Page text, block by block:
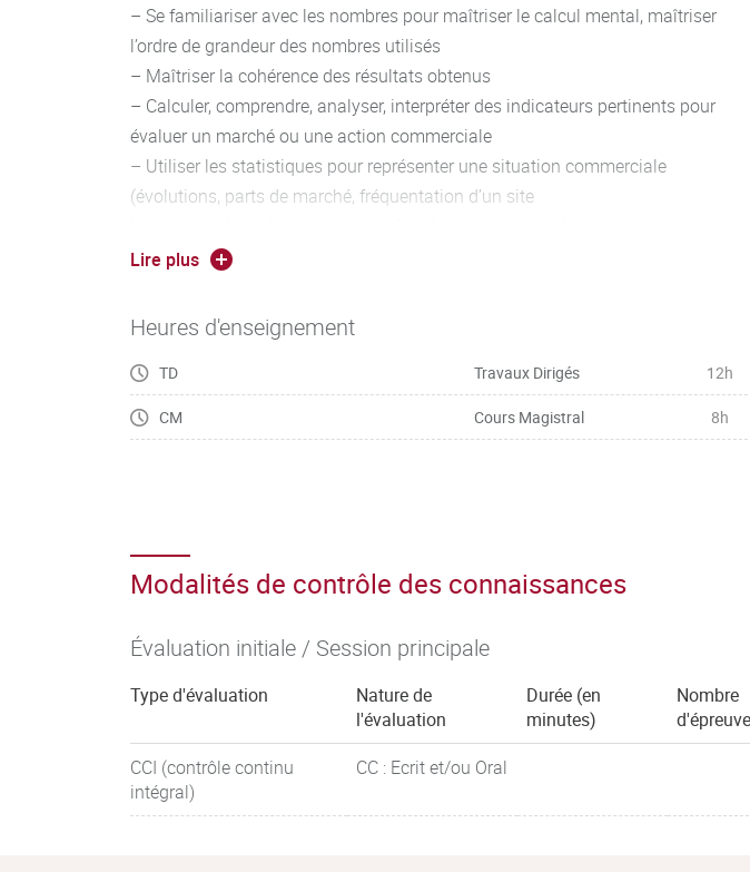
– Se familiariser avec les nombres pour maîtriser le calcul mental, maîtriser
l’ordre de grandeur des nombres utilisés
– Maîtriser la cohérence des résultats obtenus
– Calculer, comprendre, analyser, interpréter des indicateurs pertinents pour
évaluer un marché ou une action commerciale
– Utiliser les statistiques pour représenter une situation commerciale
(évolutions, parts de marché, fréquentation d’un site
– Percevoir et anticiper les variations d’un marché et de son environnement
Lire plus
Heures d'enseignement
TD Travaux Dirigés 12h
CM Cours Magistral 8h
Modalités de contrôle des connaissances
Évaluation initiale / Session principale
Type d'évaluation
Nature de
l'évaluation
Durée (en
minutes)
Nombre
CCI (contrôle continu
intégral)
CC : Ecrit et/ou Oral